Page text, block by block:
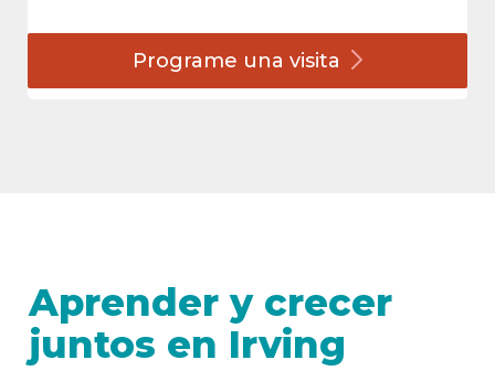
Programe una visita
Aprender y crecer
juntos en Irving